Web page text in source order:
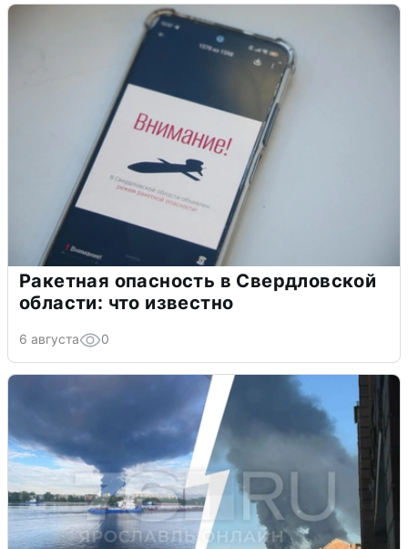
Ракетная опасность в Свердловской
области: что известно
6 августа 0